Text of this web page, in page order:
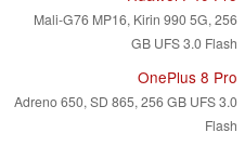
Mali-G76 MP16, Kirin 990 5G, 256
GB UFS 3.0 Flash
OnePlus 8 Pro
Adreno 650, SD 865, 256 GB UFS 3.0
Flash